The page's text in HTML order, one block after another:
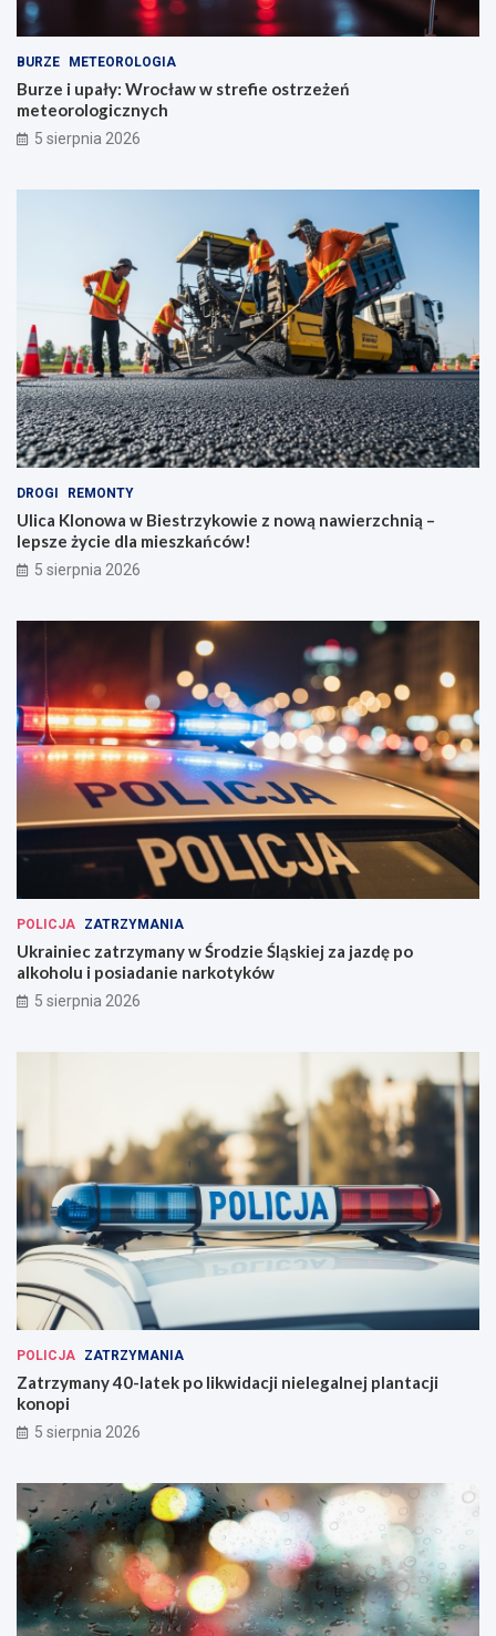
BURZE METEOROLOGIA
Burze i upały: Wrocław w strefie ostrzeżeń
meteorologicznych
5 sierpnia 2026
DROGI REMONTY
Ulica Klonowa w Biestrzykowie z nową nawierzchnią –
lepsze życie dla mieszkańców!
5 sierpnia 2026
POLICJA ZATRZYMANIA
Ukrainiec zatrzymany w Środzie Śląskiej za jazdę po
alkoholu i posiadanie narkotyków
5 sierpnia 2026
POLICJA ZATRZYMANIA
Zatrzymany 40-latek po likwidacji nielegalnej plantacji
konopi
5 sierpnia 2026